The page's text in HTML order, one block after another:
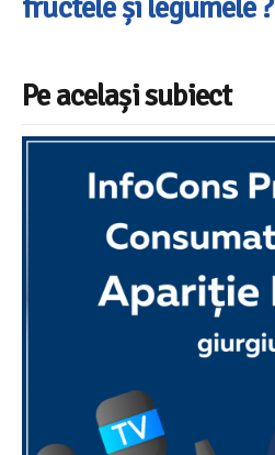
fructele și legumele ?
Pe același subiect